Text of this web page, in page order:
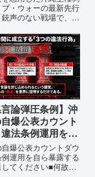
・ウォーの最新先行
声のない戦場で、日
の戦争は、ミサイル
以前に始まっていま
う国際的な舞台で、
（ナラティブ）」が
言論弾圧条例】沖
爆公表カウント
法条例運用を自
瞬間に注目して
爆公表カウントダウ
運用を自ら暴露する
てください■何故、